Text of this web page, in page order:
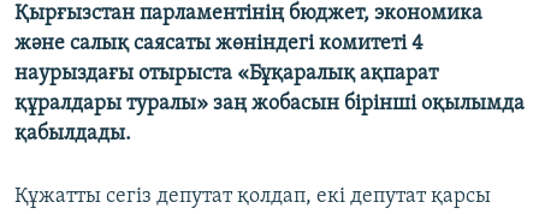
Қырғызстан парламентінің бюджет, экономика
және салық саясаты жөніндегі комитеті 4
наурыздағы отырыста «Бұқаралық ақпарат
құралдары туралы» заң жобасын бірінші оқылымда
қабылдады.
Құжатты сегіз депутат қолдап, екі депутат қарсы